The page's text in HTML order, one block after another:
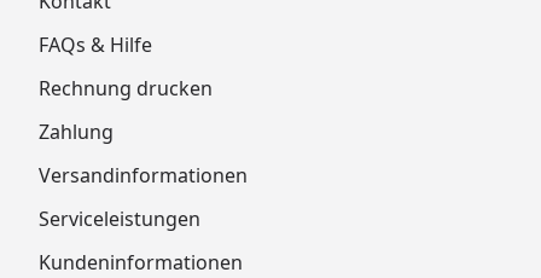
FAQs & Hilfe
Rechnung drucken
Zahlung
Versandinformationen
Serviceleistungen
Kundeninformationen